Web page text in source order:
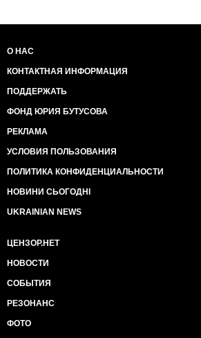
О НАС
КОНТАКТНАЯ ИНФОРМАЦИЯ
ПОДДЕРЖАТЬ
ФОНД ЮРИЯ БУТУСОВА
РЕКЛАМА
УСЛОВИЯ ПОЛЬЗОВАНИЯ
ПОЛИТИКА КОНФИДЕНЦИАЛЬНОСТИ
НОВИНИ СЬОГОДНІ
UKRAINIAN NEWS
ЦЕНЗОР.НЕТ
НОВОСТИ
СОБЫТИЯ
РЕЗОНАНС
ФОТО